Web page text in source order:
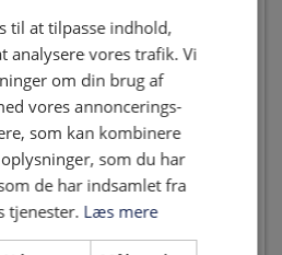
føste 5 kampe og Roskilde, som
Første halvleg blev en
til begge hold. I det 21.
Roskildes forsvar, og Nicolaj
Han stopper op, og spiller
forsøger at sparke på det lange
kommer ned og parerer.
følge op. Efter et boldtab på
til at tilpasse indhold,
analysere vores trafik. Vi
om din brug af
vores annoncerings-
som kan kombinere
som du har
de har indsamlet fra
tjenester. Læs mere